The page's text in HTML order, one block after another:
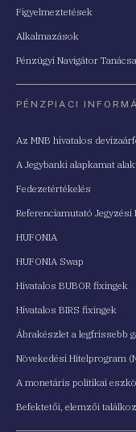
Figyelmeztetések
Alkalmazások
Pénzügyi Navigátor
PÉNZPIACI
Az MNB hivatalos
A Jegybanki alapkamat
Fedezetértékelés
Referenciamutató
HUFONIA
HUFONIA Swap
Hivatalos BUBOR fixingek
Hivatalos BIRS fixingek
Ábrakészlet a legfrissebb
Növekedési Hitelprogram
A monetáris politikai
Befektetői, elemzői